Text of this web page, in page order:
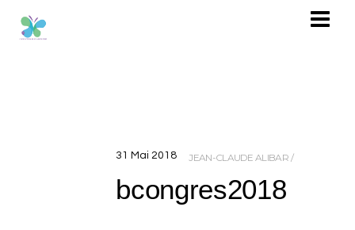
31 Mai 2018 JEAN-CLAUDE ALIBAR
bcongres2018